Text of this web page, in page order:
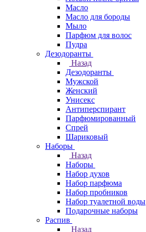
Масло
Масло для бороды
Мыло
Парфюм для волос
Пудра
Дезодоранты
Назад
Дезодоранты
Мужской
Женский
Унисекс
Антиперспирант
Парфюмированный
Спрей
Шариковый
Наборы
Назад
Наборы
Набор духов
Набор парфюма
Набор пробников
Набор туалетной воды
Подарочные наборы
Распив
Назад